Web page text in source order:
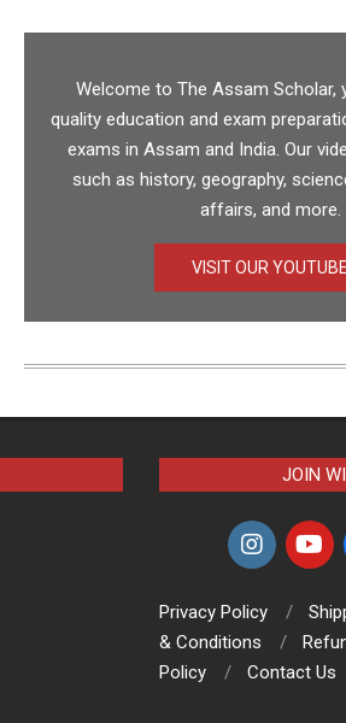
Welcome to The Assam Scholar,
quality education and exam
exams in Assam and India. Our
such as history, geography,
affairs, and more.
VISIT OUR YOUTUBE
JOIN
Privacy Policy
& Conditions
Policy
Contact Us